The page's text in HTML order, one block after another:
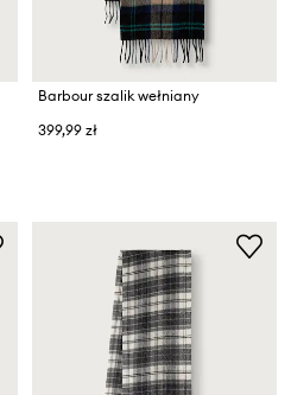
Barbour szalik wełniany
399,99 zł